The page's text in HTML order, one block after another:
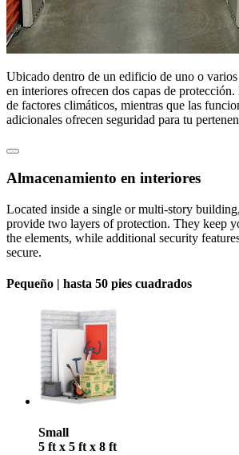
Ubicado dentro de un edificio de uno o varios
en interiores ofrecen dos capas de
de factores climáticos, mientras que las
adicionales ofrecen seguridad para tu
Almacenamiento en interiores
Located inside a single or multi-story
provide two layers of protection. They keep
the elements, while additional security
secure.
Pequeño | hasta 50 pies cuadrados
Small
5 ft x 5 ft x 8 ft